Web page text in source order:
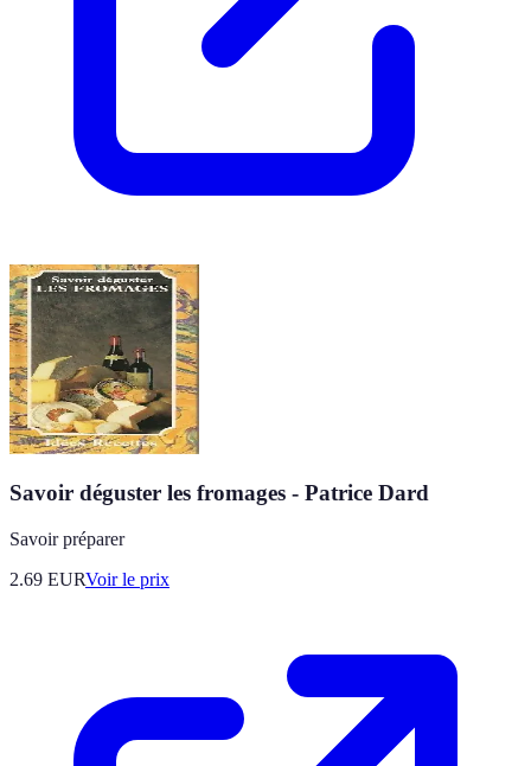
Savoir déguster les fromages - Patrice Dard
Savoir préparer
2.69 EURVoir le prix